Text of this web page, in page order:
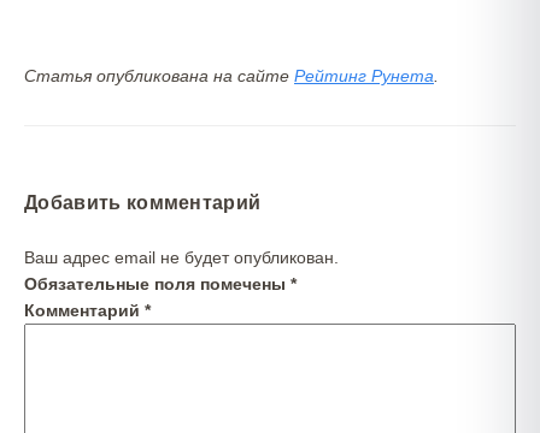
Статья опубликована на сайте Рейтинг Рунета
Добавить комментарий
Ваш адрес email не будет опубликован.
Обязательные поля помечены *
Комментарий *